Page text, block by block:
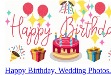
Happy Birthday, Wedding Photos.